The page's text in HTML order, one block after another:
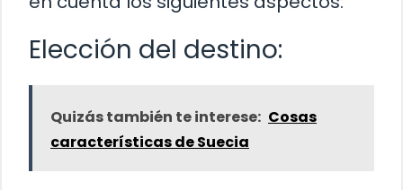
Elección del destino:
Quizás también te interese: Cosas
características de Suecia